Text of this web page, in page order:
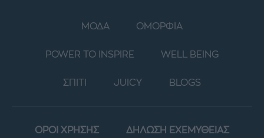
ΜΟΔΑ ΟΜΟΡΦΙΑ
POWER TO INSPIRE WELL BEING
ΣΠΙΤΙ JUICY BLOGS
ΟΡΟΙ ΧΡΗΣΗΣ ΔΗΛΩΣΗ ΕΧΕΜΥΘΕΙΑΣ